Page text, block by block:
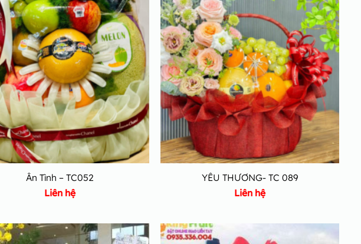
Ân Tình – TC052
Liên hệ
YÊU THƯƠNG- TC 089
Liên hệ